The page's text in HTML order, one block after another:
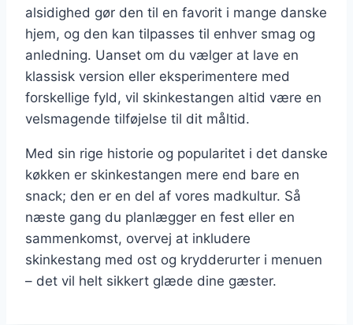
alsidighed gør den til en favorit i mange danske
hjem, og den kan tilpasses til enhver smag og
anledning. Uanset om du vælger at lave en
klassisk version eller eksperimentere med
forskellige fyld, vil skinkestangen altid være en
velsmagende tilføjelse til dit måltid.
Med sin rige historie og popularitet i det danske
køkken er skinkestangen mere end bare en
snack; den er en del af vores madkultur. Så
næste gang du planlægger en fest eller en
sammenkomst, overvej at inkludere
skinkestang med ost og krydderurter i menuen
– det vil helt sikkert glæde dine gæster.